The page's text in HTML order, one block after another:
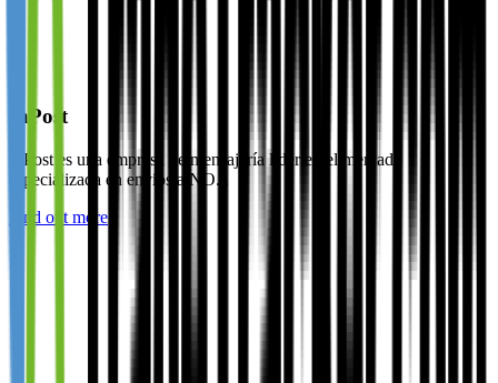
InPost
InPost es una empresa de mensajería líder en el mercado
especializada en envíos a NO...
Find out more